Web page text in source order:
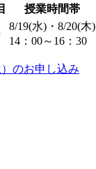
授業時間帯
8/19(水)・8/20(木)
14：00～16：30
のお申し込み